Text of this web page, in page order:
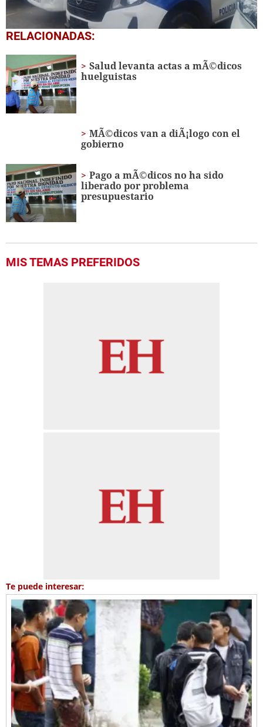
0
seconds
minute,
49
seconds
RELACIONADAS:
Salud levanta actas a mÃ©dicos
huelguistas
MÃ©dicos van a diÃ¡logo con el
gobierno
Pago a mÃ©dicos no ha sido
liberado por problema
presupuestario
MIS TEMAS PREFERIDOS
Te puede interesar: